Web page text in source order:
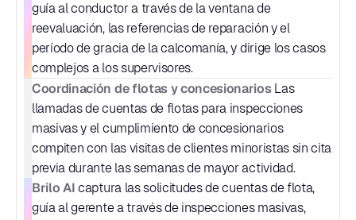
guía al conductor a través de la ventana de
reevaluación, las referencias de reparación y el
período de gracia de la calcomanía, y dirige los casos
complejos a los supervisores.
Coordinación de flotas y concesionarios Las
llamadas de cuentas de flotas para inspecciones
masivas y el cumplimiento de concesionarios
compiten con las visitas de clientes minoristas sin cita
previa durante las semanas de mayor actividad.
Brilo AI captura las solicitudes de cuentas de flota,
guía al gerente a través de inspecciones masivas,